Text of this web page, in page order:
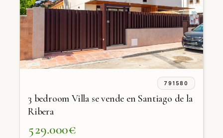
791580
3 bedroom Villa se vende en Santiago de la
Ribera
529.000€